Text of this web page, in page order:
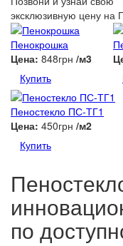
эксклюзивную цену на
Пенокрошка
Цена: 848грн /м3
Купить
Пеностекло ПС-ТГ1
Цена: 450грн /м2
Купить
по